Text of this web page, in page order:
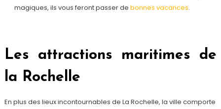
magiques, ils vous feront passer de bonnes vacances.
Les attractions maritimes de
la Rochelle
En plus des lieux incontournables de La Rochelle, la ville comporte